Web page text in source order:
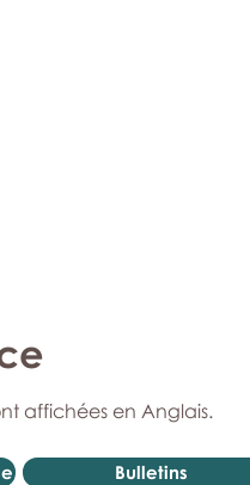
affichées en Anglais.
Bulletins